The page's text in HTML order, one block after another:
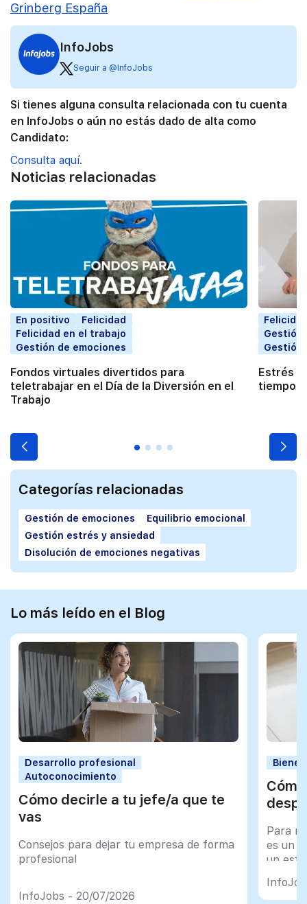
Grinberg España
InfoJobs
Seguir a @InfoJobs
Si tienes alguna consulta relacionada con tu cuenta
en InfoJobs o aún no estás dado de alta como
Candidato:
Consulta aquí.
Noticias relacionadas
En positivo
Felicidad
Felicidad en el trabajo
Gestión de emociones
Fondos virtuales divertidos para
teletrabajar en el Día de la Diversión en el
Trabajo
Gestión
Gestión
Estrés
tiempo?
Categorías relacionadas
Gestión de emociones
Equilibrio emocional
Gestión estrés y ansiedad
Disolución de emociones negativas
Lo más leído en el Blog
Desarrollo profesional
Autoconocimiento
Cómo decirle a tu jefe/a que te
vas
Consejos para dejar tu empresa de forma
profesional
InfoJobs - 20/07/2026
Para
es un
un